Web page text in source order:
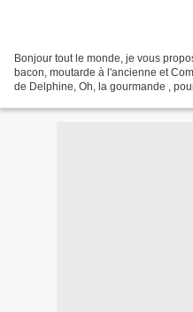
Bonjour tout le monde, je vous
bacon, moutarde à l'ancienne et
de Delphine, Oh, la gourmande ,